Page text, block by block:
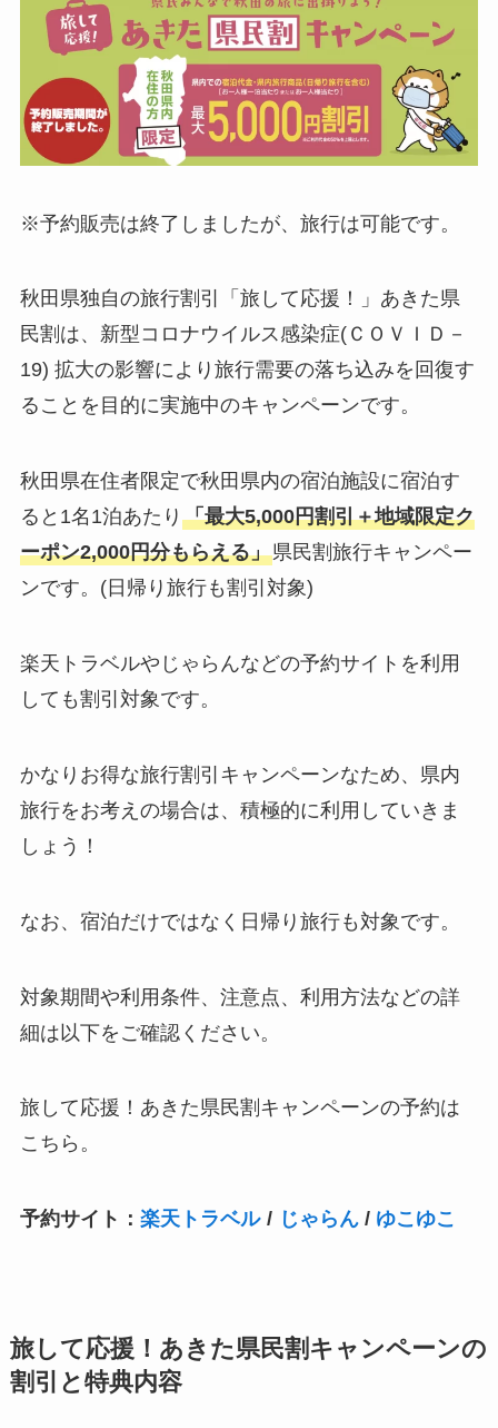
※予約販売は終了しましたが、旅行は可能です。
秋田県独自の旅行割引「旅して応援！」あきた県
民割は、新型コロナウイルス感染症(ＣＯＶＩＤ－
19) 拡大の影響により旅行需要の落ち込みを回復す
ることを目的に実施中のキャンペーンです。
秋田県在住者限定で秋田県内の宿泊施設に宿泊す
ると1名1泊あたり 「最大5,000円割引＋地域限定ク
ーポン2,000円分もらえる」県民割旅行キャンペー
ンです。(日帰り旅行も割引対象)
楽天トラベルやじゃらんなどの予約サイトを利用
しても割引対象です。
かなりお得な旅行割引キャンペーンなため、県内
旅行をお考えの場合は、積極的に利用していきま
しょう！
なお、宿泊だけではなく日帰り旅行も対象です。
対象期間や利用条件、注意点、利用方法などの詳
細は以下をご確認ください。
旅して応援！あきた県民割キャンペーンの予約は
こちら。
予約サイト： 楽天トラベル/ じゃらん/ ゆこゆこ
旅して応援！あきた県民割キャンペーンの
割引と特典内容